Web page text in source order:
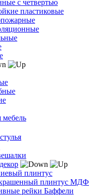
с четвертью
пластиковые
плинтус
плинтус МДФ
рейки Баффели